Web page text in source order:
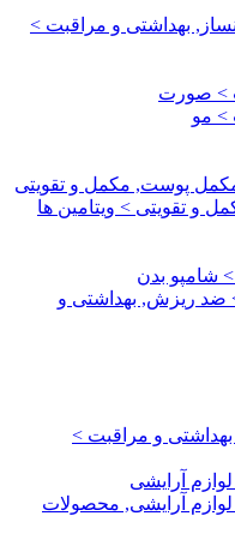
بهداشتی و مراقبت >
> صورت
> مو
پوست, مکمل و تقویتی
و تقویتی > ویتامین ها
شامپو بدن
ضد ریزش, بهداشتی و
و مراقبت >
آرایشی
آرایشی, محصولات